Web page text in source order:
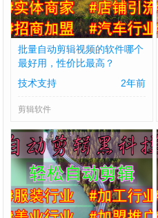
批量自动剪辑视频的软件哪个
最好用，性价比最高？
技术支持
2年前
剪辑软件